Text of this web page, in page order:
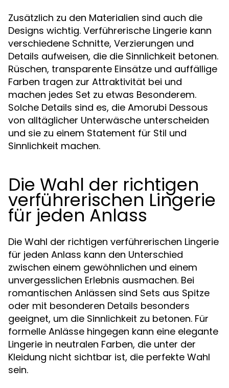
Zusätzlich zu den Materialien sind auch die
Designs wichtig. Verführerische Lingerie kann
verschiedene Schnitte, Verzierungen und
Details aufweisen, die die Sinnlichkeit betonen.
Rüschen, transparente Einsätze und auffällige
Farben tragen zur Attraktivität bei und
machen jedes Set zu etwas Besonderem.
Solche Details sind es, die Amorubi Dessous
von alltäglicher Unterwäsche unterscheiden
und sie zu einem Statement für Stil und
Sinnlichkeit machen.
Die Wahl der richtigen
verführerischen Lingerie
für jeden Anlass
Die Wahl der richtigen verführerischen Lingerie
für jeden Anlass kann den Unterschied
zwischen einem gewöhnlichen und einem
unvergesslichen Erlebnis ausmachen. Bei
romantischen Anlässen sind Sets aus Spitze
oder mit besonderen Details besonders
geeignet, um die Sinnlichkeit zu betonen. Für
formelle Anlässe hingegen kann eine elegante
Lingerie in neutralen Farben, die unter der
Kleidung nicht sichtbar ist, die perfekte Wahl
sein.